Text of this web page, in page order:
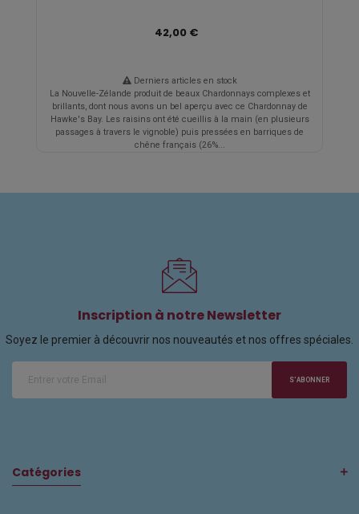
42,00 €
Derniers articles en stock
La Nouvelle-Zélande produit de beaux Chardonnays complexes et
brillants, dont nous avons un bel aperçu avec ce Chardonnay de
Hawke's Bay. Les raisins ont été cueillis à la main (en plusieurs
passages à travers le vignoble) puis pressées en barriques de
chêne français (26%...
Inscription à notre Newsletter
Soyez le premier à découvrir nos nouveautés et nos offres spéciales.
S'ABONNER
Catégories